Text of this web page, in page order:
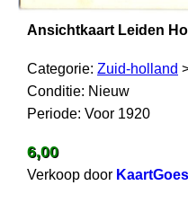
Ansichtkaart Leiden
Categorie: Zuid-holland
Conditie: Nieuw
Periode: Voor 1920
6,00
Verkoop door KaartGoes